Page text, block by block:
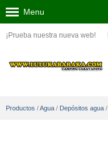
¡Prueba nuestra nueva web!
Menu
Productos /Agua / Depósitos agua /